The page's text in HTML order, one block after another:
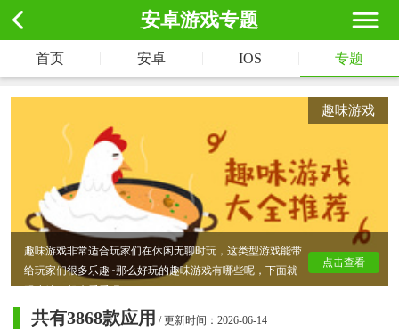
安卓游戏专题
首页 安卓 IOS 专题
趣味游戏
趣味游戏非常适合玩家们在休闲无聊时玩，这类型游戏能带
给玩家们很多乐趣~那么好玩的趣味游戏有哪些呢，下面就
点击查看
共有3868款应用 / 更新时间：2026-06-14